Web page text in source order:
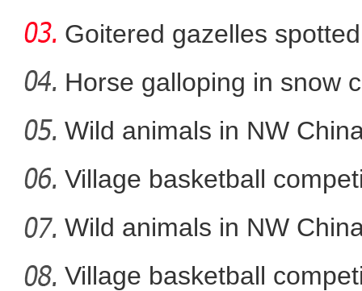
新疆南部现云
Goitered gazelles
Horse galloping in snow
a
Wild animals in NW
Village basketball
Wild animals in NW
Village basketball